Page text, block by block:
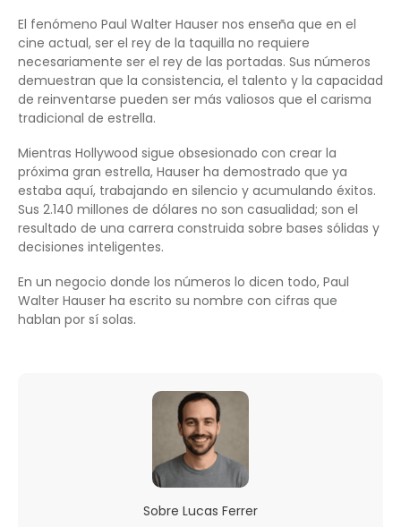
El fenómeno Paul Walter Hauser nos enseña que en el
cine actual, ser el rey de la taquilla no requiere
necesariamente ser el rey de las portadas. Sus números
demuestran que la consistencia, el talento y la capacidad
de reinventarse pueden ser más valiosos que el carisma
tradicional de estrella.
Mientras Hollywood sigue obsesionado con crear la
próxima gran estrella, Hauser ha demostrado que ya
estaba aquí, trabajando en silencio y acumulando éxitos.
Sus 2.140 millones de dólares no son casualidad; son el
resultado de una carrera construida sobre bases sólidas y
decisiones inteligentes.
En un negocio donde los números lo dicen todo, Paul
Walter Hauser ha escrito su nombre con cifras que
hablan por sí solas.
Sobre Lucas Ferrer